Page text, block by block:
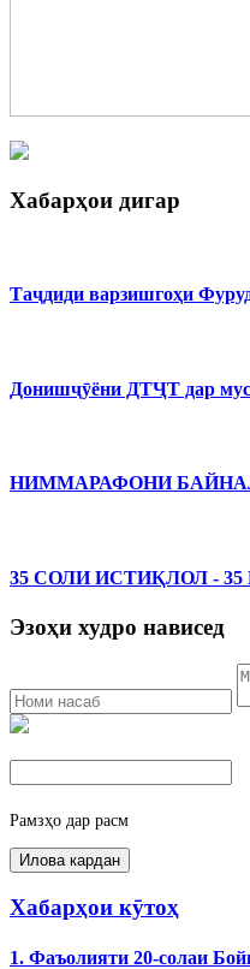
Хабарҳои дигар
Таҷдиди варзишгоҳи
Донишҷӯёни ДТҶТ дар
НИММАРАФОНИ
35 СОЛИ ИСТИҚЛОЛ -
Эзоҳи худро нависед
Рамзҳо дар расм
Хабарҳои кӯтоҳ
1. Фаъолияти 20-солаи